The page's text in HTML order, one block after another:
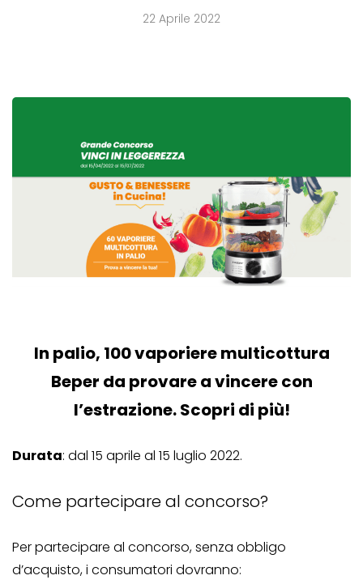
22 Aprile 2022
In palio, 100 vaporiere multicottura
Beper da provare a vincere con
l’estrazione. Scopri di più!
Durata: dal 15 aprile al 15 luglio 2022.
Come partecipare al concorso?
Per partecipare al concorso, senza obbligo
d’acquisto, i consumatori dovranno: